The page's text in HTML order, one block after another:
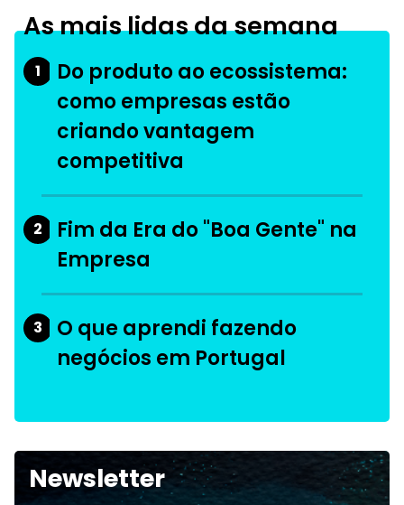
As mais lidas da semana
1
Do produto ao ecossistema:
como empresas estão
criando vantagem
competitiva
2
Fim da Era do "Boa Gente" na
Empresa
3
O que aprendi fazendo
negócios em Portugal
Newsletter